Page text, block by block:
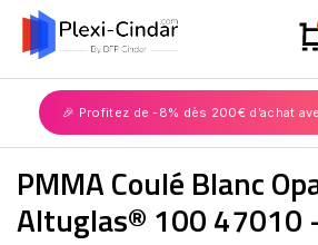
🎉 Profitez de -8% dès 200€ d’achat
PMMA Coulé Blanc
Altuglas® 100 47010